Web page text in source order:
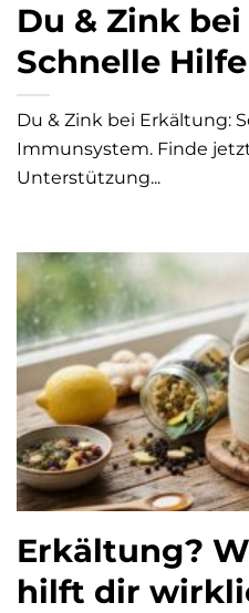
Du & Zink
Schnelle
Du & Zink bei Erkältung:
Immunsystem. Finde
Unterstützung...
Erkältung?
hilft dir